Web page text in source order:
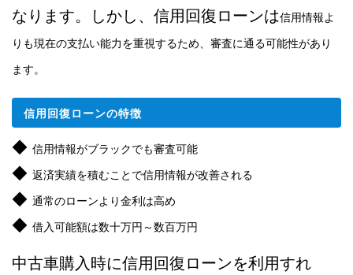
なります。しかし、信用回復ローンは信用情報よ
りも現在の支払い能力を重視するため、審査に通る可能性があり
ます。
信用回復ローンの特徴
◆ 信用情報がブラックでも審査可能
◆ 返済実績を積むことで信用情報が改善される
◆ 通常のローンより金利は高め
◆ 借入可能額は数十万円～数百万円
中古車購入時に信用回復ローンを利用すれ